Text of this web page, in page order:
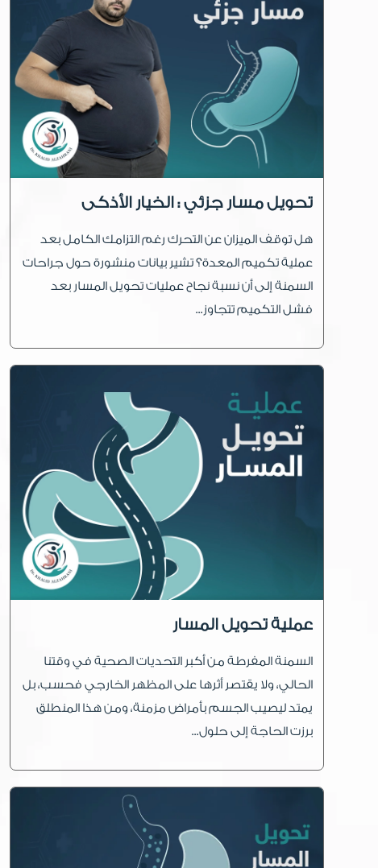
تحويل مسار جزئي : الخيار الأذكى
هل توقف الميزان عن التحرك رغم التزامك الكامل بعد
عملية تكميم المعدة؟ تشير بيانات منشورة حول جراحات
السمنة إلى أن نسبة نجاح عمليات تحويل المسار بعد
فشل التكميم تتجاوز...
عملية تحويل المسار
السمنة المفرطة من أكبر التحديات الصحية في وقتنا
الحالي، ولا يقتصر أثرها على المظهر الخارجي فحسب، بل
يمتد ليصيب الجسم بأمراض مزمنة، ومن هذا المنطلق
برزت الحاجة إلى حلول...